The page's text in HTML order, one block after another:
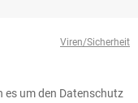
Viren/Sicherheit
es um den Datenschutz